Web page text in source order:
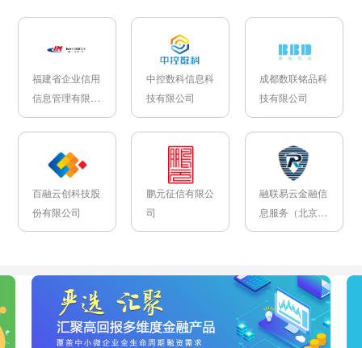
福建省企业信用
信息管理有限公
司
中控数科信息科
技有限公司
成都数联铭品科
技有限公司
百融云创科技股
份有限公司
鹏元征信有限公
司
融联易云金融信
息服务（北京）
有限公司